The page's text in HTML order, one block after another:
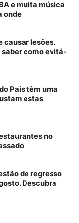
e muita música
onde
causar lesões.
como evitá-
País têm uma
estas
no
de regresso
Descubra